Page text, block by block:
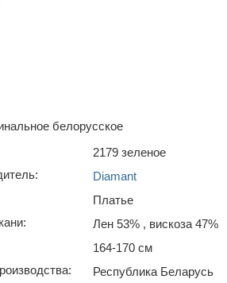
белорусское
2179 зеленое
Diamant
Платье
Лен 53% , вискоза 47%
164-170 см
Республика Беларусь